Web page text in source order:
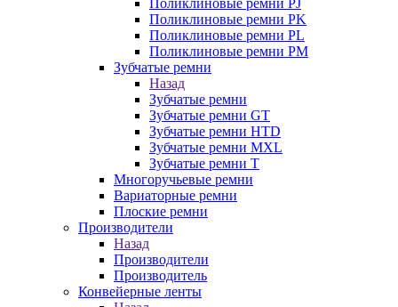
Поликлиновые ремни PK
Поликлиновые ремни PL
Поликлиновые ремни PM
Зубчатые ремни
Назад
Зубчатые ремни
Зубчатые ремни GT
Зубчатые ремни HTD
Зубчатые ремни MXL
Зубчатые ремни Т
Многоручьевые ремни
Вариаторные ремни
Плоские ремни
Производители
Назад
Производители
Производитель
Конвейерные ленты